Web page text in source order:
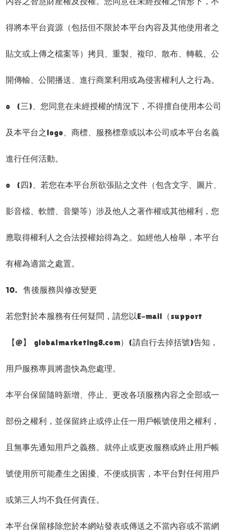
得將本平台資源（包括但不限於本平台內容及其他使用者之
貼文或上傳之檔案等）拷貝、重製、複印、散布、轉載、公
開傳輸、公開播送、進行商業利用或為侵害權利人之行為。
o (三)、您同意在未經授權的情況下，不得擅自使用本公司
及本平台之logo、商標、服務標章或以本公司或本平台名義
進行任何活動。
o (四)、若您在本平台所欲張貼之文件（包含文字、圖片、
影音檔、軟體、音樂等）涉及他人之著作權或其他權利，您
應取得權利人之合法授權始得為之。如經他人檢舉，本平台
有權為適當之處置。
10. 售後服務與修改變更
若您對於本服務有任何疑問，請您以E-mail（support
【@】 globalmarketing8.com）(請自行去掉括號)告知，
用戶服務專員將盡快為您處理。
本平台保留隨時新增、停止、更改各項服務內容之全部或一
部份之權利，並保留終止或停止任一用戶帳號使用之權利，
且無事先通知用戶之義務。就停止或更改服務或終止用戶帳
號使用所可能產生之困擾、不便或損害，本平台對任何用戶
或第三人均不負任何責任。
本平台保留移除您於本網站發表或傳送之不當內容或不當網